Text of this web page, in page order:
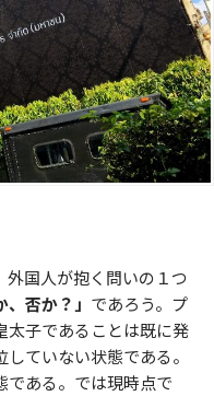
国人が抱く問いの１つ
否か？」 であろう。プ
太子であることは既に発
ていない状態である。
である。では現時点で